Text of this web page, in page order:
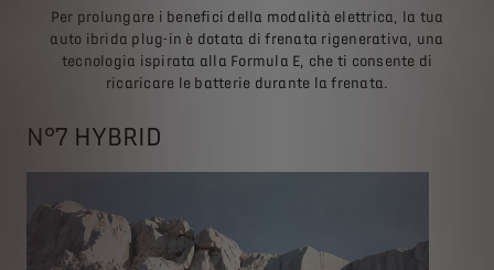
Per prolungare i benefici della modalità elettrica, la tua
auto ibrida plug-in è dotata di frenata rigenerativa, una
tecnologia ispirata alla Formula E, che ti consente di
ricaricare le batterie durante la frenata.
N°7 HYBRID